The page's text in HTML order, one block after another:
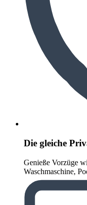
Die gleiche
Genieße Vorzüge
Waschmaschine,